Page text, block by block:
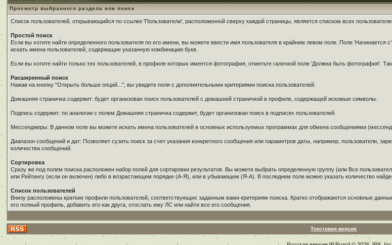
Просмотр выбранного раздела или поиск
Список пользователей, открывающийся по ссылке 'Пользователи', расположенной сверху каждой страницы, является списком всех
Простой поиск
Если вы хотите найти определенного пользователя по его имени, вы можете ввести имя пользователя в крайнем левом поле. Поле
искать имена пользователей, содержащие указанную комбинацию букв.
Если вы хотите найти только тех пользователей, в профиле которых имеется фотография, отметьте галочкой поле 'Должна быть фотография'.
Расширенный поиск
Нажав на кнопку "Открыть больше опций...", вы увидите поля с дополнительными критериями поиска пользователей.
Домашняя страничка содержит: будет организован поиск пользователей с домашней страничкой в профиле, содержащей искомые символы.
Подпись содержит: по аналогии с полем Домашняя страничка содержит, будет организован поиск в подписях пользователей.
Мессенджеры: В данном поле вы можете искать имена пользователей в основных используемых программах для обмена сообщениями
Диапазон сообщений и дат: Позволяет сузить поиск за счет указания конкретного сообщения или параметров даты, например, пользователи,
количества сообщений.
Сортировка
Сразу же под полем поиска расположен набор полей для сортировки результатов. Вы можете выбрать определенную группу (или Все
или Рейтингу (если он включен) либо в возрастающем порядке (А-Я), или в убывающем (Я-А). В последнем поле можно указать количество
Список пользователей
Внизу расположены краткие профили пользователей, соответствующих заданным вами критериям поиска. Кратко отображаются основные
его полный профиль, добавить его как друга, отослать ему ЛС или найти все его сообщения.
Текстовая версия